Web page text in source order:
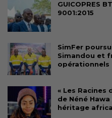
GUICOPRES
9001:2015
SimFer
Simandou et
opérationnels
« Les Racines
de Néné
héritage